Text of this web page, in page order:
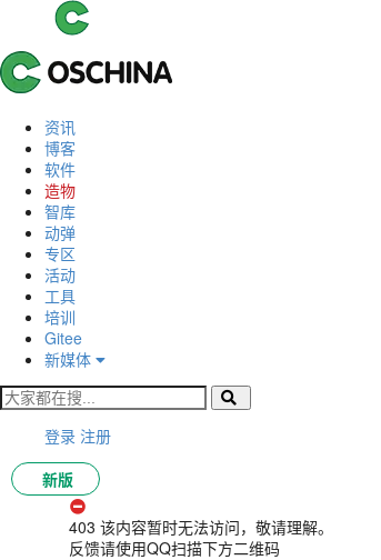
资讯
博客
软件
造物
智库
动弹
专区
活动
工具
培训
Gitee
新媒体
登录 注册
新版
403 该内容暂时无法访问，敬请理解。
反馈请使用QQ扫描下方二维码